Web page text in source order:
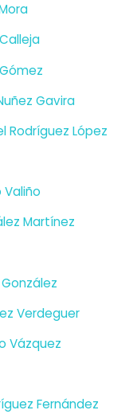
Gavira
Rodríguez López
Valiño
Martínez
Verdeguer
Vázquez
Fernández